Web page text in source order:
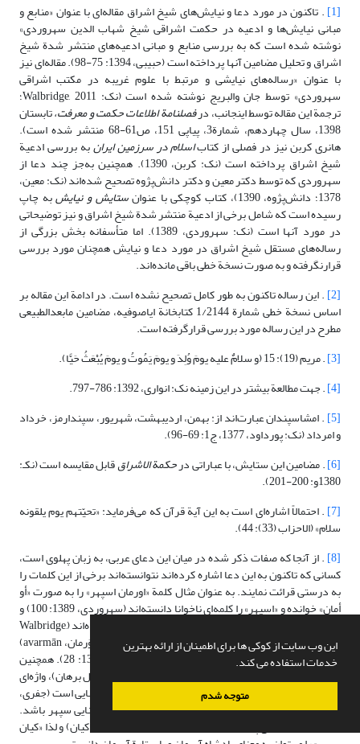
این وب سایت از کوکی ها برای اطمینان از ارائه بهترین
خدمات استفاده می کند.
متوجه شدم
[1] . تاکنون در مورد دعا و نیایش‌های شیخ اشراق مقاله‌ای با عنوان «منابع و
مبانی نیایش‌ها و ادعیه در حکمت اشراقی شیخ شهاب الدین سهروردی»
نوشته شده است که به بررسی منابع و مبانی ادعیه‌های منتشر شدة شیخ
اشراق و تحلیل مضامین آنها پرداخته است (حبیبی، 1394: 75-98). مقاله‌ای نیز
با عنوان «رساله‌های نیایشی و مرتبط با علوم غریبه در مکتب اشراقی
سهروردی» توسط جان والبریج نوشته شده است (نک: Walbridge, 2011؛
ترجمة این مقاله توسط اینجانب، درفصلنامة اطلاعات حکمت و معرفت،تابستان
1398، سال چهاردهم، شمارة3، پیاپی 151، ص61-68 منتشر شده است).
هانری کربن نیز در فصلی از کتاباسلام در سرزمین ایرانبه بررسی ادعیة
شیخ اشراق پرداخته است (نک: کربن، 1390). همچنین به‌جز چند دعا از
سهروردی که توسط دکتر معین و دکتر دانش‌پژوه تصحیح شده‌اند (نک: معین،
1378؛ دانش‌پژوه، 1390)، کتاب کوچکی با عنوان ستایش‌ و نیایش‌به چاپ
رسیده است که شامل برخی از ادعیة منتشر شدة شیخ اشراق و نیز توضیحاتی
در مورد آنها است (نک: سهروردی، 1389). اما متأسفانه بخش بزرگی از
رساله‌های مستقل شیخ اشراق در مورد دعا و نیایش همچنان مورد بررسی
قرارنگرفته و به صورت نسخة خطی باقی مانده‌اند.
[2] . این رساله تاکنون به طور کامل تصحیح نشده است. در ادامة این مقاله بر
اساس نسخة خطی شمارة 1/2144 کتابخانة ایاصوفیه، مضامین مابعدالطبیعی
مطرح در این رساله مورد بررسی قرارگرفته است.
[3] . مریم (19): 15 ﴿و سلامٌ علیه یومَ وُلِدَ و یومَ یَمُوتُ و یومَ یُبْعَثُ حَیًّا﴾.
[4] . جهت مطالعة بیشتر در این زمینه نک: انواری، 1392: 786-797.
[5] . امشاسپندان عبارت‌اند از: بهمن، اردیبهشت، شهریور، سپندارمز، خرداد
و امرداد (نک: پورداود، 1377، ج1: 69-96).
[6] . مضامین این ستایش، با عباراتی درحکمة الاشراققابل مقایسه است (نکـ:
1380و: 200-201).
[7] . احتمالاً اشاره‌ای است به این آیة قرآن که می‌فرماید: «تحیّتهم یوم یلقونه
سلام» (الاحزاب (33): 44).
[8] . از آنجا که صفات ذکر شده در میان این دعای عربی، به زبان پهلوی است،
کسانی که تاکنون به این دعا اشاره کرده‌اند نتوانسته‌اند برخی از این کلمات را
به درستی قرائت نمایند. به عنوان مثال کلمة «اورمان اسپهر» را به صورت «أو
أمان» خوانده و «اسپهر» را کلمه‌ای ناخوانا دانسته‌اند (سهروردی، 1389: 100) و
یا آن را «اوزمان» خوانده و در مورد معنا داشتن آن تردید کرده‌اند (Walbridge,
2011: 91)، اما در حقیقت این لغت در زبان پهلوی به صورت (اَوَرمان، avarmān)
تلفظ شده و به معنای متصدی و سرپرست است (مکنزی، 1383: 28). همچنین
«برهان» که امروزه به معنای حجت روشن است (دهخدا، مدخل برهان)، واژه‌ای
دخیل در زبان عربی است که در اصل به معنای روشن و روشنایی است (جفری،
1386: 140). بنابراین «برهان سپهر» می‌تواند به معنای روشنایی سپهر باشد.
«کیان» نیز به معنای پادشاه و ستاره می‌باشد (دهخدا، مدخل کیان) و لذا «کیان